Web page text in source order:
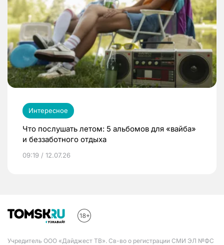
Интересное
Что послушать летом: 5 альбомов для «вайба»
и беззаботного отдыха
09:19 / 12.07.26
Учредитель ООО «Дайджест ТВ». Св-во о регистрации СМИ ЭЛ №ФС